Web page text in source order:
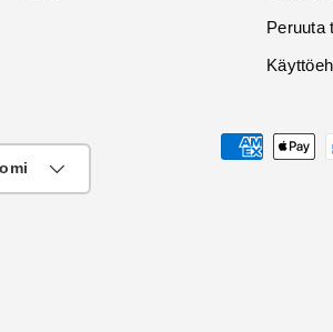
Peruuta
Maksutavat